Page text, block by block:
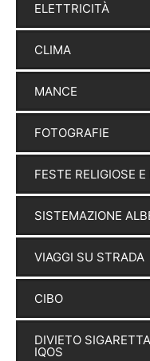
ELETTRICITÀ
CLIMA
MANCE
FOTOGRAFIE
FESTE RELIGIOSE
SISTEMAZIONE
VIAGGI SU STRADA
CIBO
DIVIETO
IQOS